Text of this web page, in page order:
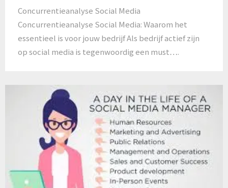
Concurrentieanalyse Social Media
Concurrentieanalyse Social Media: Waarom het
essentieel is voor jouw bedrijf Als bedrijf actief zijn
op social media is tegenwoordig een must….